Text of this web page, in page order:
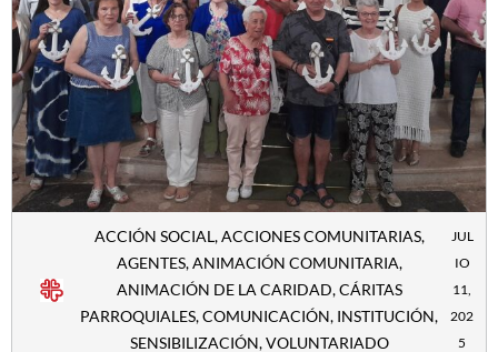
ACCIÓN SOCIAL,ACCIONES COMUNITARIAS,
AGENTES,ANIMACIÓN COMUNITARIA,
ANIMACIÓN DE LA CARIDAD,CÁRITAS
PARROQUIALES,COMUNICACIÓN, INSTITUCIÓN,
SENSIBILIZACIÓN,VOLUNTARIADO
JUL
IO
11,
202
5